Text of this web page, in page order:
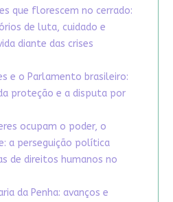
que florescem no cerrado:
de luta, cuidado e
diante das crises
e o Parlamento brasileiro:
proteção e a disputa por
ocupam o poder, o
a perseguição política
de direitos humanos no
da Penha: avanços e